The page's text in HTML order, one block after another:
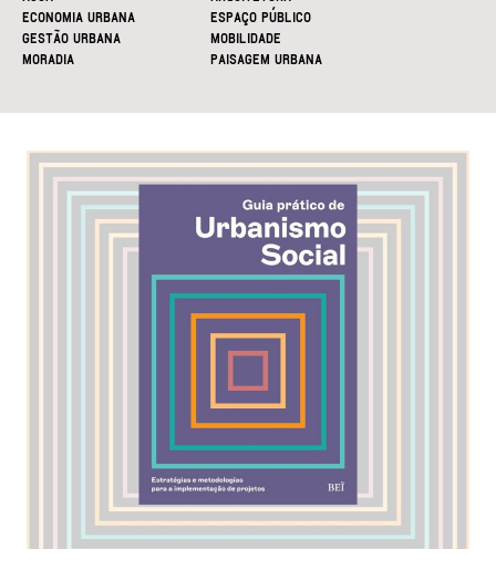
ECONOMIA URBANA
ESPAÇO PÚBLICO
GESTÃO URBANA
MOBILIDADE
MORADIA
PAISAGEM URBANA